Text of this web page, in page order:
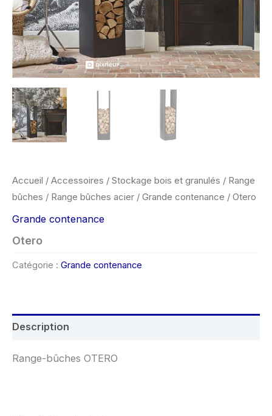
Accueil / Accessoires / Stockage bois et granulés / Range
bûches / Range bûches acier / Grande contenance / Otero
Grande contenance
Otero
Catégorie : Grande contenance
Description
Range-bûches OTERO